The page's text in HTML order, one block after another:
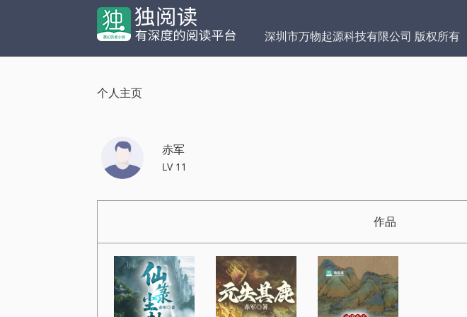
深圳市万物起源科技有限公司 版权所有
个人主页
赤军
LV 11
作品